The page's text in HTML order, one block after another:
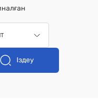
Іздеу